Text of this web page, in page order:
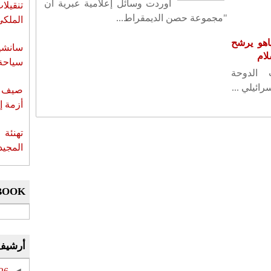
أوردت وسائل إعلامية عبرية أن
"مجموعة حصن الديمقراط...
يرشح
...
صيف
أزمة